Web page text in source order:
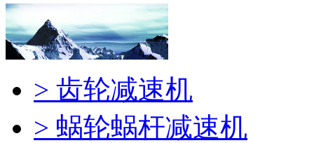
> 齿轮减速机
> 蜗轮蜗杆减速机